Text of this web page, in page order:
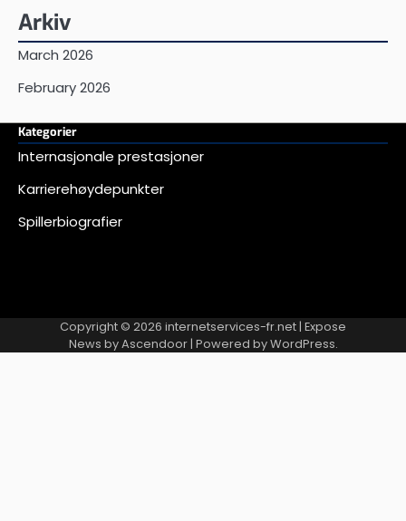
Arkiv
March 2026
February 2026
Kategorier
Internasjonale prestasjoner
Karrierehøydepunkter
Spillerbiografier
Copyright © 2026 internetservices-fr.net | Expose
News byAscendoor| Powered byWordPress.